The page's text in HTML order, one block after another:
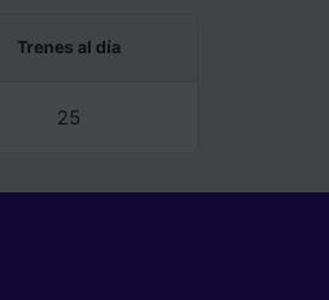
Trenes al día
25